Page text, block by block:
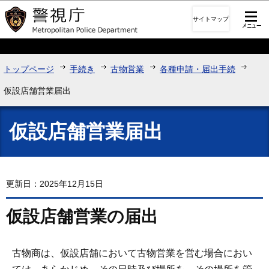
このページの本文へ移動
サイトマップ
トップページ 手続き 古物営業 各種申請・届出手続
仮設店舗営業届出
仮設店舗営業届出
更新日：2025年12月15日
仮設店舗営業の届出
古物商は、仮設店舗において古物営業を営む場合におい